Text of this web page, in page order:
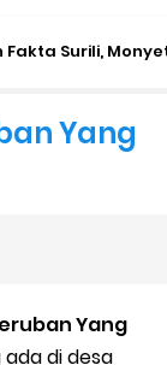
Monyet Beruban Yang Gegerkan
Yang
Yang
ada di desa